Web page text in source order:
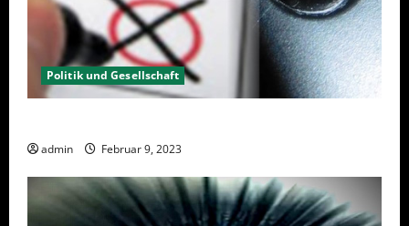
Politik und Gesellschaft
admin Februar 9, 2023